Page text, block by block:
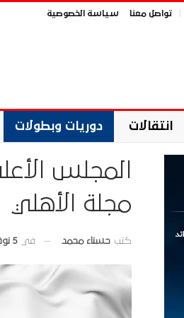
تواصل معنا سياسة الخصوصية
انتقالات دوريات وبطولات
المجلس
مجلة الأهلي
كتب حسناء محمد في 5 نوفمبر 2025